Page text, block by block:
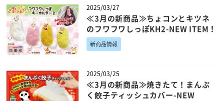
2025/03/27
≪3月の新商品≫ちょコンとキツネ
のフワフワしっぽKH2-NEW ITEM！
新商品情報
2025/03/25
≪3月の新商品≫焼きたて！まんぷ
く餃子ティッシュカバー-NEW